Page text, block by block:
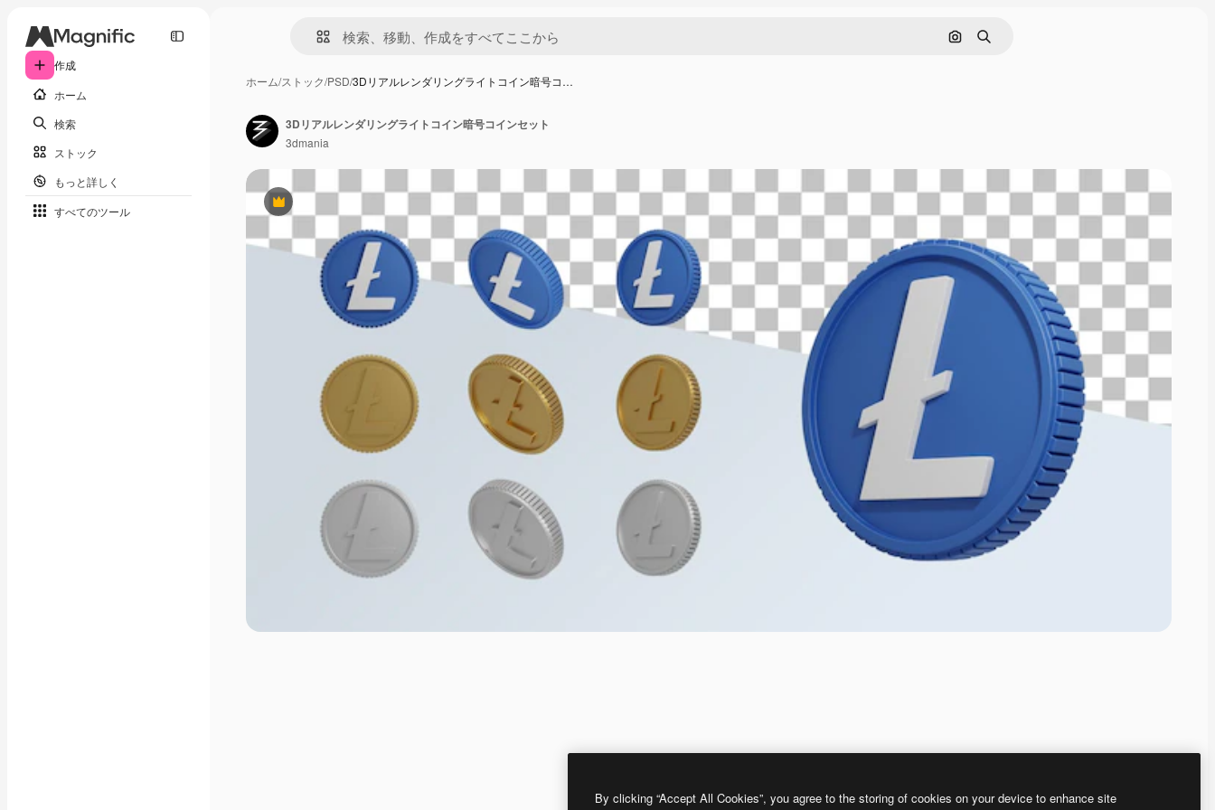
作成
ホーム
検索
ストック
もっと詳しく
すべてのツール
画像で検索
検索
ホーム/ストック/PSD/3Dリアルレンダリングライトコイン暗号コ…
Premium
3Dリアルレンダリングライトコイン暗号コインセット
3dmania
By clicking “Accept All Cookies”, you agree to the storing of cookies on your device to enhance site